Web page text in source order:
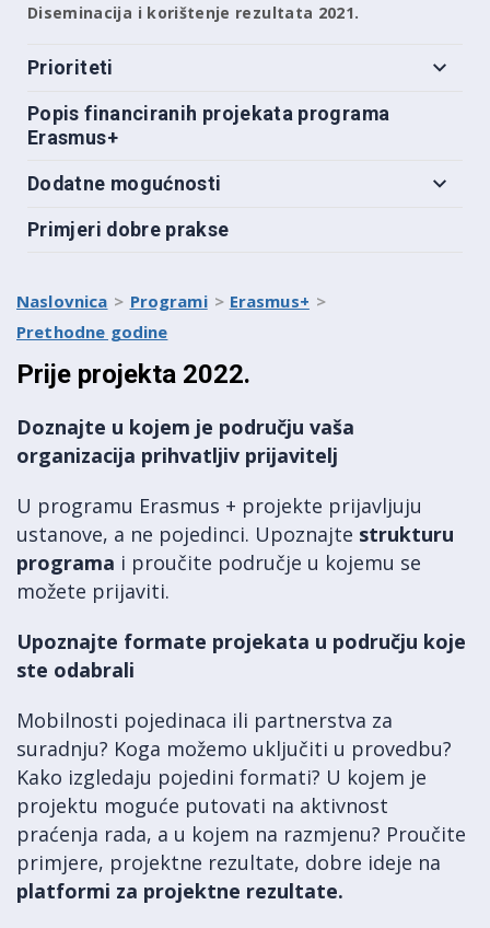
Diseminacija i korištenje rezultata 2021.
Prioriteti
Popis financiranih projekata programa
Erasmus+
Dodatne mogućnosti
Primjeri dobre prakse
Naslovnica Programi
Erasmus+
Prethodne godine
Prije projekta 2022.
Doznajte u kojem je području vaša
organizacija prihvatljiv prijavitelj
U programu Erasmus + projekte prijavljuju
ustanove, a ne pojedinci. Upoznajte strukturu
programa i proučite područje u kojemu se
možete prijaviti.
Upoznajte formate projekata u području koje
ste odabrali
Mobilnosti pojedinaca ili partnerstva za
suradnju? Koga možemo uključiti u provedbu?
Kako izgledaju pojedini formati? U kojem je
projektu moguće putovati na aktivnost
praćenja rada, a u kojem na razmjenu? Proučite
primjere, projektne rezultate, dobre ideje na
platformi za projektne rezultate.